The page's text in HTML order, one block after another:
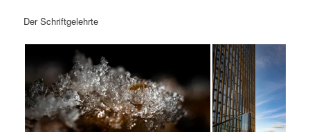
Der Schriftgelehrte